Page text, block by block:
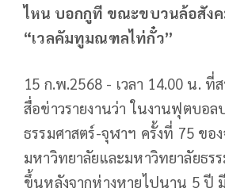
ไหน บอกกูที ขณะขบวนล้อสัง
“เวลคัมทูมณฑลไท่กั๋ว”
15 ก.พ.2568 - เวลา 14.00 น.
สื่อข่าวรายงานว่า ในงานฟุตบอ
ธรรมศาสตร์-จุฬาฯ ครั้งที่ 75 ขอ
มหาวิทยาลัยและมหาวิทยาลัยธร
ขึ้นหลังจากห่างหายไปนาน 5 ปี